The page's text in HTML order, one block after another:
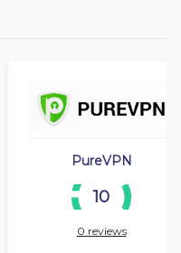
PureVPN
10
0 reviews